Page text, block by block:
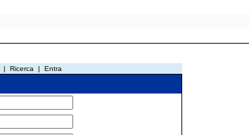
| Ricerca | Entra